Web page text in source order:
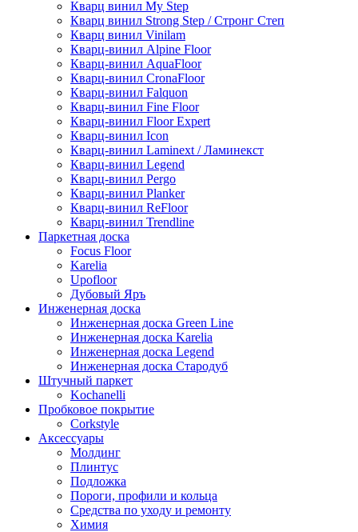
Кварц винил My Step
Кварц винил Strong Step / Стронг Степ
Кварц винил Vinilam
Кварц-винил Alpine Floor
Кварц-винил AquaFloor
Кварц-винил CronaFloor
Кварц-винил Falquon
Кварц-винил Fine Floor
Кварц-винил Floor Expert
Кварц-винил Icon
Кварц-винил Laminext / Ламинекст
Кварц-винил Legend
Кварц-винил Pergo
Кварц-винил Planker
Кварц-винил ReFloor
Кварц-винил Trendline
Паркетная доска
Focus Floor
Karelia
Upofloor
Дубовый Яръ
Инженерная доска
Инженерная доска Green Line
Инженерная доска Karelia
Инженерная доска Legend
Инженерная доска Стародуб
Штучный паркет
Kochanelli
Пробковое покрытие
Corkstyle
Аксессуары
Молдинг
Плинтус
Подложка
Пороги, профили и кольца
Средства по уходу и ремонту
Химия